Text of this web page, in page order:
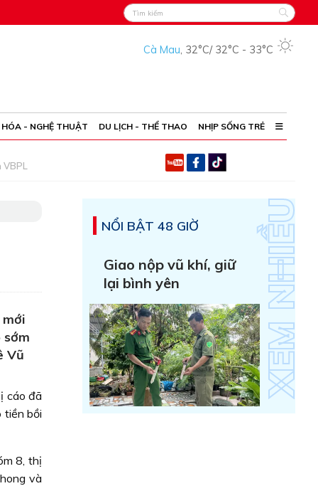
Cà Mau, 32°C/ 32°C - 33°C
- NGHỆ THUẬT DU LỊCH - THỂ THAO NHỊP SỐNG TRẺ
sớm
Vũ
cáo đã
tiền bồi
8, thị
và
NỔI BẬT 48 GIỜ
Giao nộp vũ khí, giữ
lại bình yên